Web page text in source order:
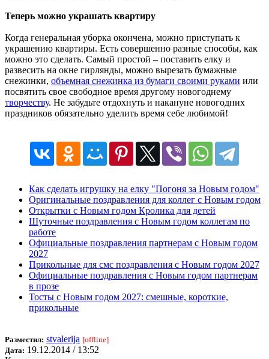
Теперь можно украшать квартиру
Когда генеральная уборка окончена, можно приступать к
украшению квартиры. Есть совершенно разные способы, как
можно это сделать. Самый простой – поставить елку и
развесить на окне гирлянды, можно вырезать бумажные
снежинки, объемная снежинка из бумаги своими руками или
посвятить свое свободное время другому новогоднему
творчеству. Не забудьте отдохнуть и накануне новогодних
праздников обязательно уделить время себе любимой!
Как сделать игрушку на елку "Погоня за Новым годом"
Оригинальные поздравления для коллег с Новым годом
Открытки с Новым годом Кролика для детей
Шуточные поздравления с Новым годом коллегам по
работе
Официальные поздравления партнерам с Новым годом
2027
Прикольные для смс поздравления с Новым годом 2027
Официальные поздравления с Новым годом партнерам
в прозе
Тосты с Новым годом 2027: смешные, короткие,
прикольные
Разместил: stvalerija [offline]
Дата: 19.12.2014 / 13:52